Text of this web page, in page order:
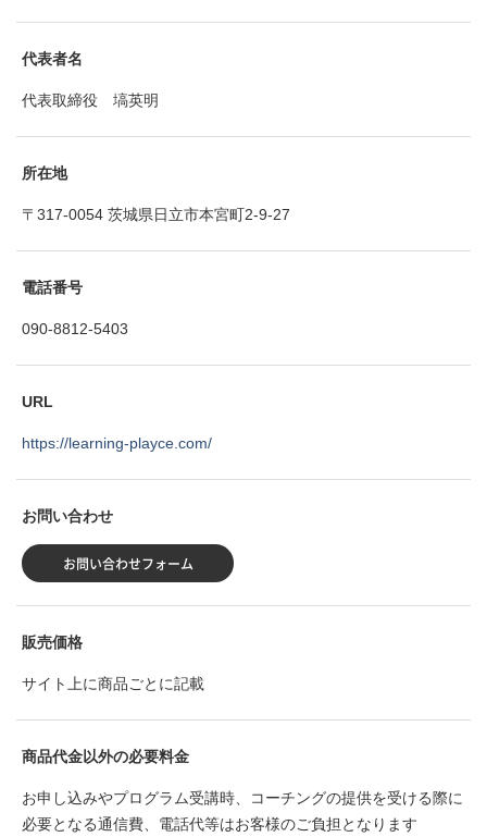
代表者名
代表取締役 塙英明
所在地
〒317-0054 茨城県日立市本宮町2-9-27
電話番号
090-8812-5403
URL
https://learning-playce.com/
お問い合わせ
お問い合わせフォーム
販売価格
サイト上に商品ごとに記載
商品代金以外の必要料金
お申し込みやプログラム受講時、コーチングの提供を受ける際に
必要となる通信費、電話代等はお客様のご負担となります